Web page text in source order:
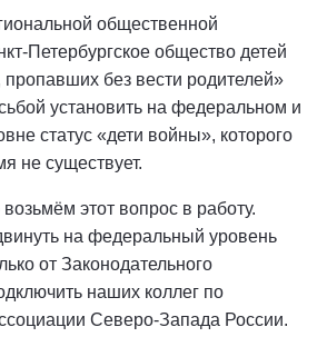
общественной
Петербургское общество детей
без вести родителей»
установить на федеральном и
статус «дети войны», которого
не существует.
этот вопрос в работу.
на федеральный уровень
от Законодательного
наших коллег по
Северо-Запада России.